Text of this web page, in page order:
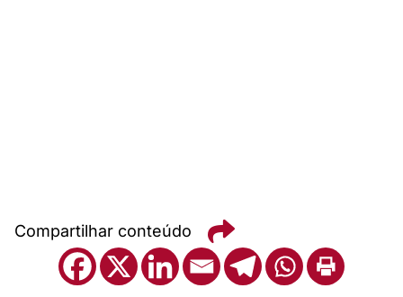
Compartilhar conteúdo